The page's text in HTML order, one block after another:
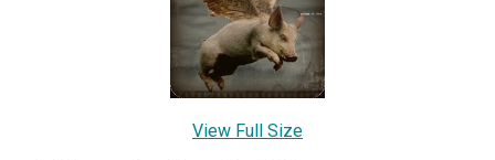
View Full Size